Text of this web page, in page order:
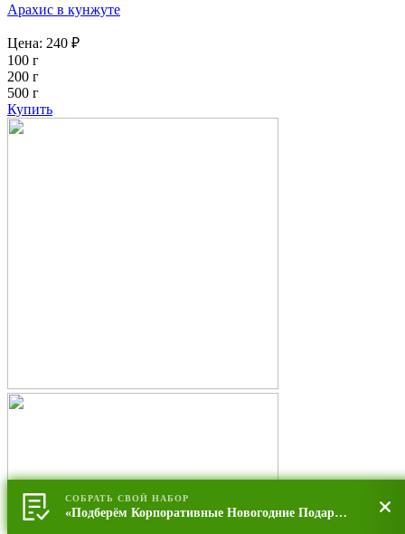
Арахис в кунжуте
Цена: 240 ₽
100 г
200 г
500 г
Купить
СОБРАТЬ СВОЙ НАБОР
«Подберём Корпоративные Новогодние Подарки»